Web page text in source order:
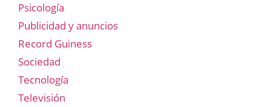
Psicología
Publicidad y anuncios
Record Guiness
Sociedad
Tecnología
Televisión